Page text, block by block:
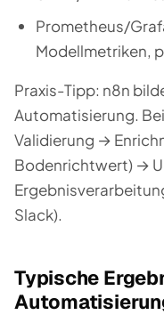
Prometheus/
Modellmetriken,
Praxis-Tipp: n8n
Automatisierung.
Validierung →
Bodenrichtwert) →
Slack).
Typische